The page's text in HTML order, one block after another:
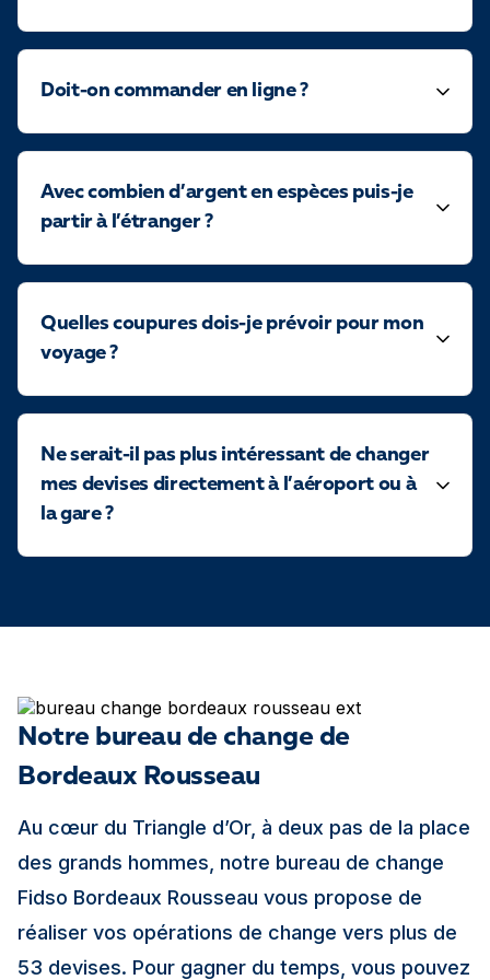
Doit-on commander en ligne ?
Avec combien d’argent en espèces puis-je
partir à l’étranger ?
Quelles coupures dois-je prévoir pour mon
voyage ?
Ne serait-il pas plus intéressant de changer
mes devises directement à l’aéroport ou à
la gare ?
Notre bureau de change de
Bordeaux Rousseau
Au cœur du Triangle d’Or, à deux pas de la place
des grands hommes, notre bureau de change
Fidso Bordeaux Rousseau vous propose de
réaliser vos opérations de change vers plus de
53 devises. Pour gagner du temps, vous pouvez